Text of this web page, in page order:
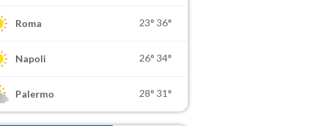
Roma 23° 36°
Napoli 26° 34°
Palermo 28° 31°